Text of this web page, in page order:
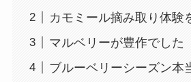
カモミール摘み取り体験
マルベリーが豊作でした
ブルーベリーシーズン本